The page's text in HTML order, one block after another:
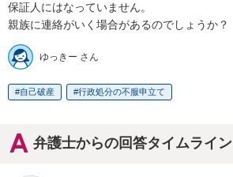
保証人にはなっていません。
親族に連絡がいく場合があるのでしょうか？
ゆっきー さん
自己破産 行政処分の不服申立て
弁護士からの回答タイムライン